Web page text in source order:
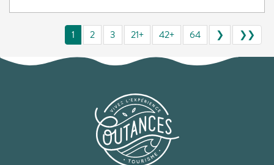
1 2 3 21+ 42+ 64 ❯ ❯❯